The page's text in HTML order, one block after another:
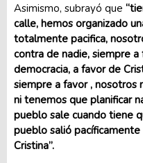
Asimismo, subrayó que
calle, hemos organizado
totalmente pacifica,
contra de nadie, siempre
democracia, a favor de
siempre a favor , nosotros
ni tenemos que planificar
pueblo sale cuando tiene
pueblo salió
Cristina”.